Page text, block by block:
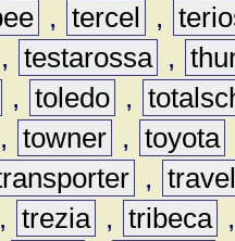
, tercel ,
, testarossa ,
, toledo ,
, towner , toyota
,
, trezia , tribeca